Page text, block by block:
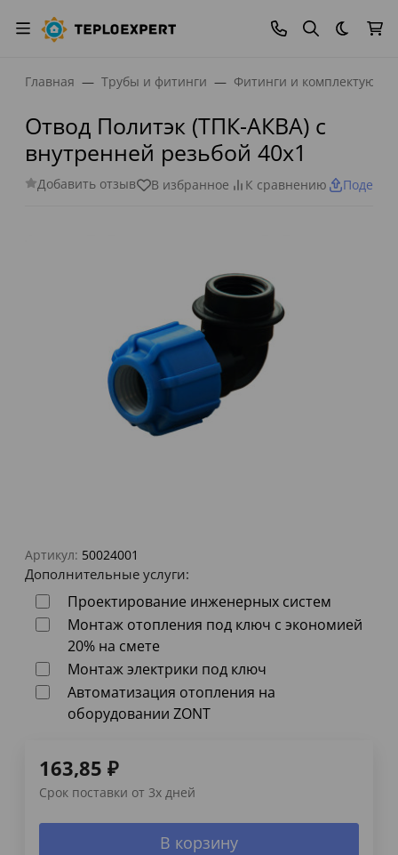
Темная
Главная Трубы и фитинги Фитинги и
Отвод Политэк (ТПК-АКВА) с
внутренней резьбой 40х1
Добавить отзыв В избранное К сравнению
Артикул: 50024001
Дополнительные услуги:
Проектирование инженерных систем
Монтаж отопления под ключ с экономией
20% на смете
Монтаж электрики под ключ
Автоматизация отопления на
оборудовании ZONT
163,85 ₽
Срок поставки от 3х дней
В корзину